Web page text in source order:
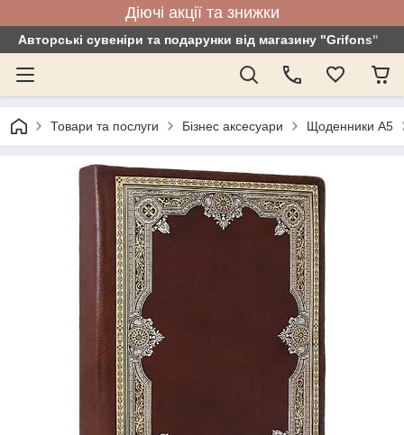
Діючі акції та знижки
Авторські сувеніри та подарунки від магазину "Grifons"
Товари та послуги Бізнес аксесуари Щоденники А5